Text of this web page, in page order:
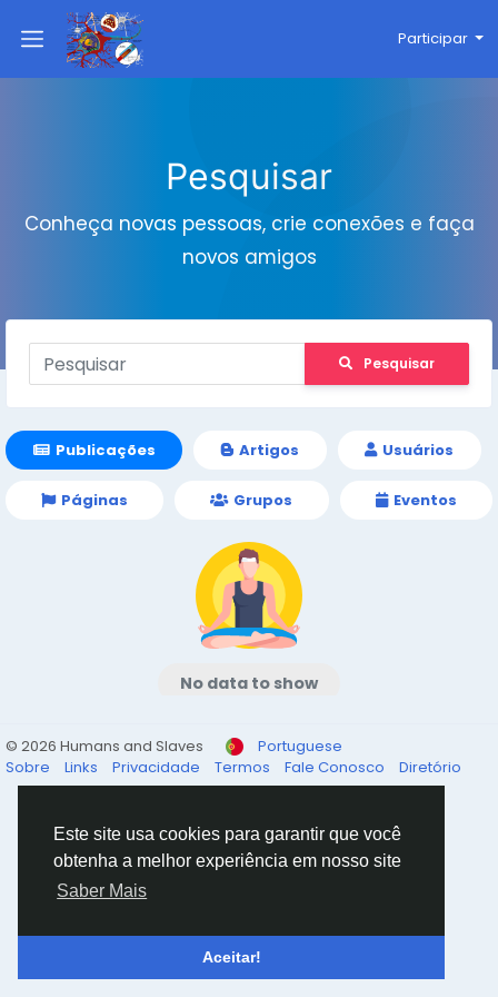
Este site usa cookies para garantir que você
obtenha a melhor experiência em nosso site
Saber Mais
Aceitar!
Participar
Pesquisar
Conheça novas pessoas, crie conexões e faça
novos amigos
Pesquisar
Publicações Artigos Usuários
Páginas Grupos Eventos
No data to show
© 2026 Humans and Slaves
Portuguese
Sobre
Links Privacidade Termos Fale Conosco Diretório